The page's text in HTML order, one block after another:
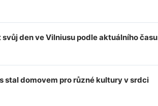
den ve Vilniusu podle aktuálního času
stal domovem pro různé kultury v srdci